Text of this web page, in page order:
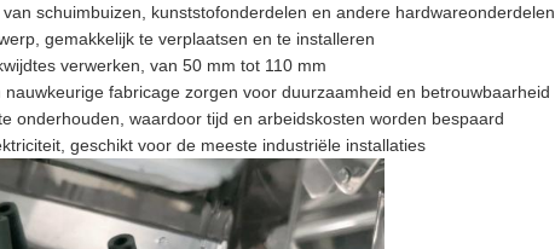
schuimbuizen, kunststofonderdelen en andere hardwareonderdelen
gemakkelijk te verplaatsen en te installeren
verwerken, van 50 mm tot 110 mm
fabricage zorgen voor duurzaamheid en betrouwbaarheid
onderhouden, waardoor tijd en arbeidskosten worden bespaard
geschikt voor de meeste industriële installaties